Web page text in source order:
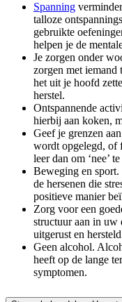
Spanning
talloze
gebruikte
helpen je de
Je zorgen onder
zorgen met iemand
het uit je hoofd
herstel.
Ontspannende
hierbij aan koken,
Geef je grenzen
wordt opgelegd, of
leer dan om ‘nee’
Beweging en
de hersenen die
positieve manier
Zorg voor een
structuur aan in uw
uitgerust en
Geen alcohol.
heeft op de lange
symptomen.